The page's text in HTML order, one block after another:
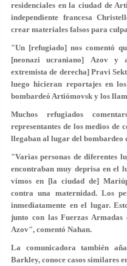
residenciales en la ciudad de
independiente francesa
crear materiales falsos para
"Un [refugiado] nos comentó
[neonazi ucraniano] Azov y
extremista de derecha] Pravi
luego hicieran reportajes en
bombardeó Artiómovsk y los
Muchos refugiados
representantes de los medios de
llegaban al lugar del bombardeo
"Varias personas de diferentes
encontraban muy deprisa en el
vimos en [la ciudad de]
contra una maternidad. Los
inmediatamente en el lugar.
junto con las Fuerzas
Azov", comentó Nahan.
La comunicadora también
Barkley, conoce casos similares